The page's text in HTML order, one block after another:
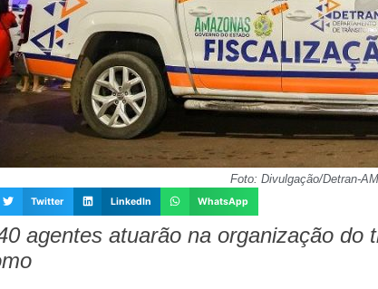
Foto: Divulgação/Detran-AM
Twitter LinkedIn WhatsApp
agentes atuarão na organização do